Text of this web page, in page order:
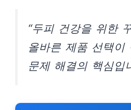
“두피 건강을 위한
올바른 제품 선택이
문제 해결의 핵심입